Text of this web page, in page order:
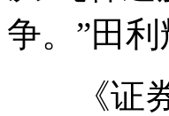
争。”田利
《证券